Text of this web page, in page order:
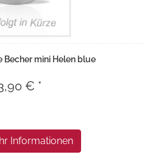
Becher mini Helen blue
€ *
Informationen